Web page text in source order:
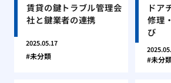
賃貸の鍵トラブル管理会
社と鍵業者の連携
2025.05.17
未分類
ドア
修理
び
未分